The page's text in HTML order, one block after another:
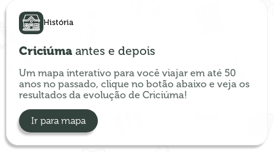
História
Criciúma antes e depois
Um mapa interativo para você viajar em até 50
anos no passado, clique no botão abaixo e veja os
resultados da evolução de Criciúma!
Ir para mapa